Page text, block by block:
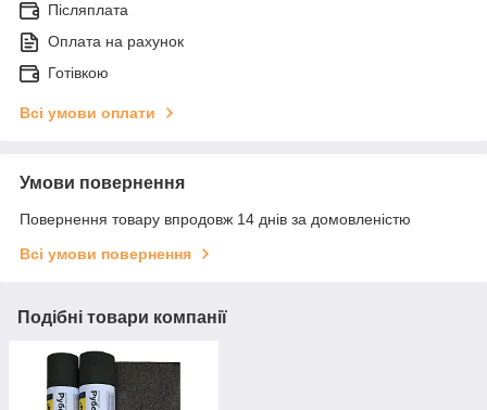
Післяплата
Оплата на рахунок
Готівкою
Всі умови оплати
Умови повернення
Повернення товару впродовж 14 днів за домовленістю
Всі умови повернення
Подібні товари компанії